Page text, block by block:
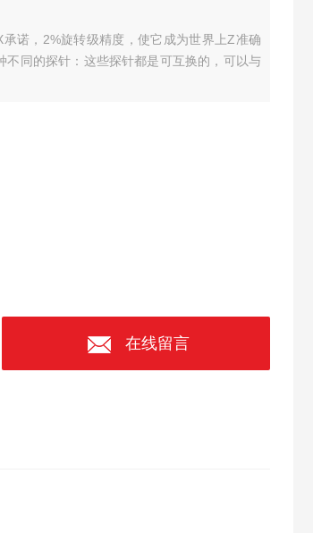
诺，2%旋转级精度，使它成为世界上Z准确
同的探针：这些探针都是可互换的，可以与
在线留言